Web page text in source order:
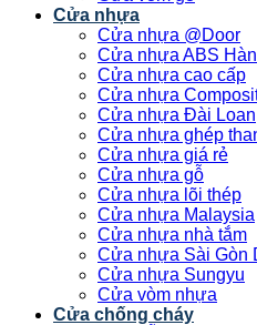
Cửa nhựa
Cửa nhựa @Door
Cửa nhựa ABS
Cửa nhựa cao cấp
Cửa nhựa
Cửa nhựa Đài Loan
Cửa nhựa ghép
Cửa nhựa giá rẻ
Cửa nhựa gỗ
Cửa nhựa lõi thép
Cửa nhựa Malaysia
Cửa nhựa nhà tắm
Cửa nhựa Sài Gòn
Cửa nhựa Sungyu
Cửa vòm nhựa
Cửa chống cháy